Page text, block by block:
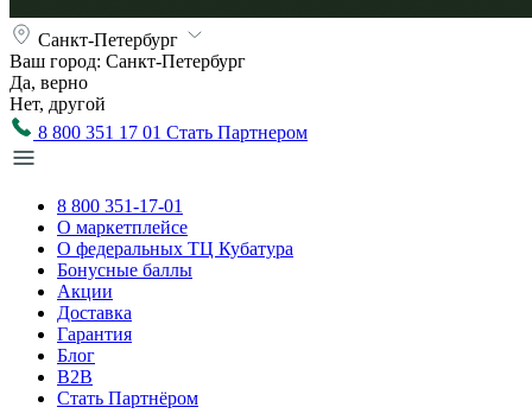
Санкт-Петербург
Ваш город: Санкт-Петербург
Да, верно
Нет, другой
8 800 351 17 01 Стать Партнером
8 800 351-17-01
О маркетплейсе
О федеральных ТЦ Кубатура
Бонусные баллы
Акции
Доставка
Гарантия
Блог
B2B
Стать Партнёром